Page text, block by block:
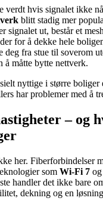
verdt hvis signalet ikke
blitt stadig mer
signalet ut, består et
for å dekke hele
deg fra stue til soverom
å måtte bytte nettverk.
nyttige i større
har problemer med å
– og
her. Fiberforbindelser
som Wi-Fi 7 og
handler det ikke bare
dekning og en